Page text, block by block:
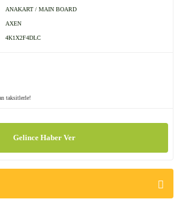
ANAKART / MAIN BOARD
AXEN
4K1X2F4DLC
taksitlerle!
Gelince Haber Ver